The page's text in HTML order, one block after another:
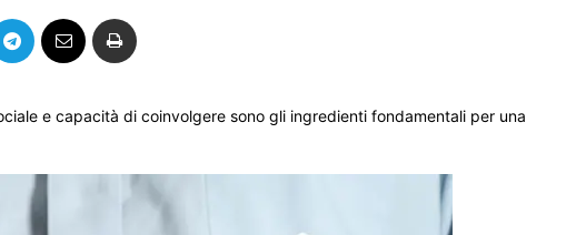
e capacità di coinvolgere sono gli ingredienti fondamentali per una